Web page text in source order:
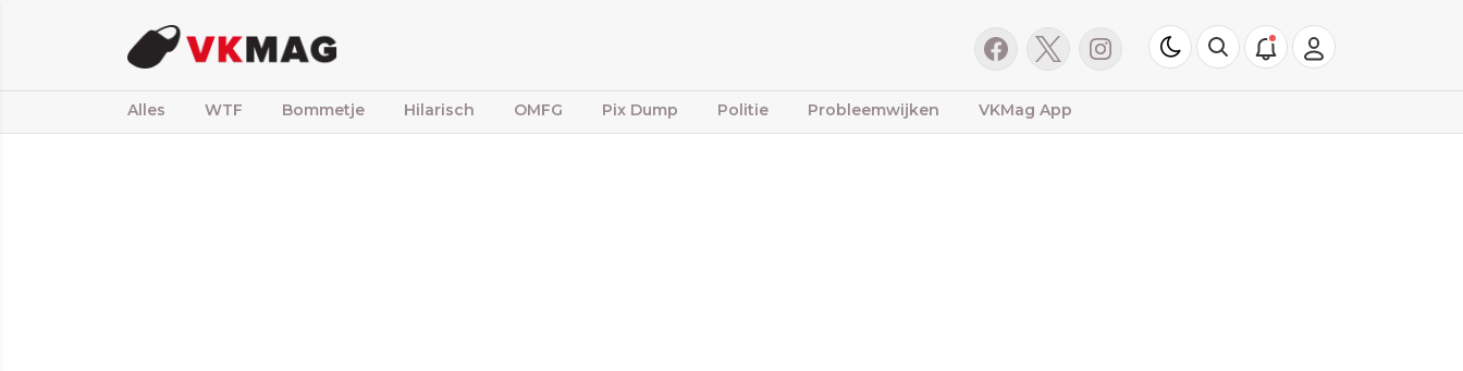
Alles WTF Bommetje Hilarisch OMFG Pix Dump Politie Probleemwijken VKMag App